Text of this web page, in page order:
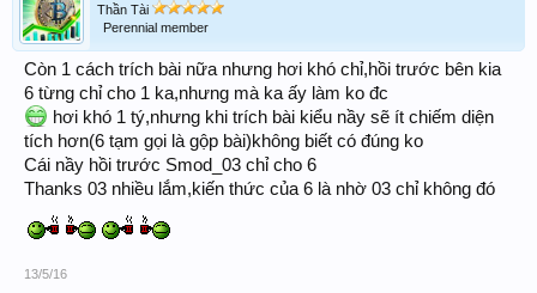
Thần Tài
Perennial member
Còn 1 cách trích bài nữa nhưng hơi khó chỉ,hồi trước bên kia
6 từng chỉ cho 1 ka,nhưng mà ka ấy làm ko đc
hơi khó 1 tý,nhưng khi trích bài kiểu nầy sẽ ít chiếm diện
tích hơn(6 tạm gọi là gộp bài)không biết có đúng ko
Cái nầy hồi trước Smod_03 chỉ cho 6
Thanks 03 nhiều lắm,kiến thức của 6 là nhờ 03 chỉ không đó
13/5/16